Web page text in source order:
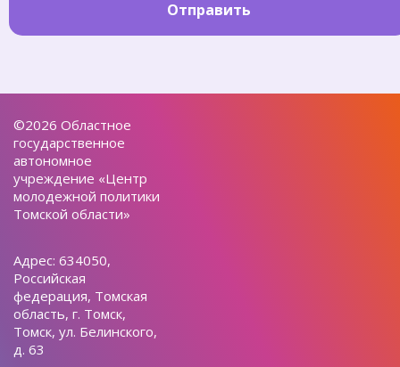
Отправить
©2026 Областное
государственное
автономное
учреждение «Центр
молодежной политики
Томской области»
Адрес: 634050,
Российская
федерация, Томская
область, г. Томск,
Томск, ул. Белинского,
д. 63